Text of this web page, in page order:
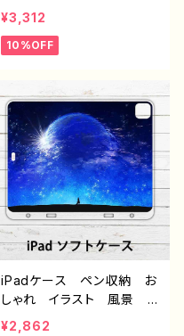
ト 風景 綺麗 景色 美
しい エモい かっこい
い ノスタルジック アイパ
ター クリエイター 絵
師 オリジナル デザイ
ン グッズ タイトル：水没
の九龍寨城 作：J.タネ
ダ G-6
¥3,312
10%OFF
iPadケース ペン収納 お
しゃれ イラスト 風景
綺麗 景色 美しい エモ
¥2,862